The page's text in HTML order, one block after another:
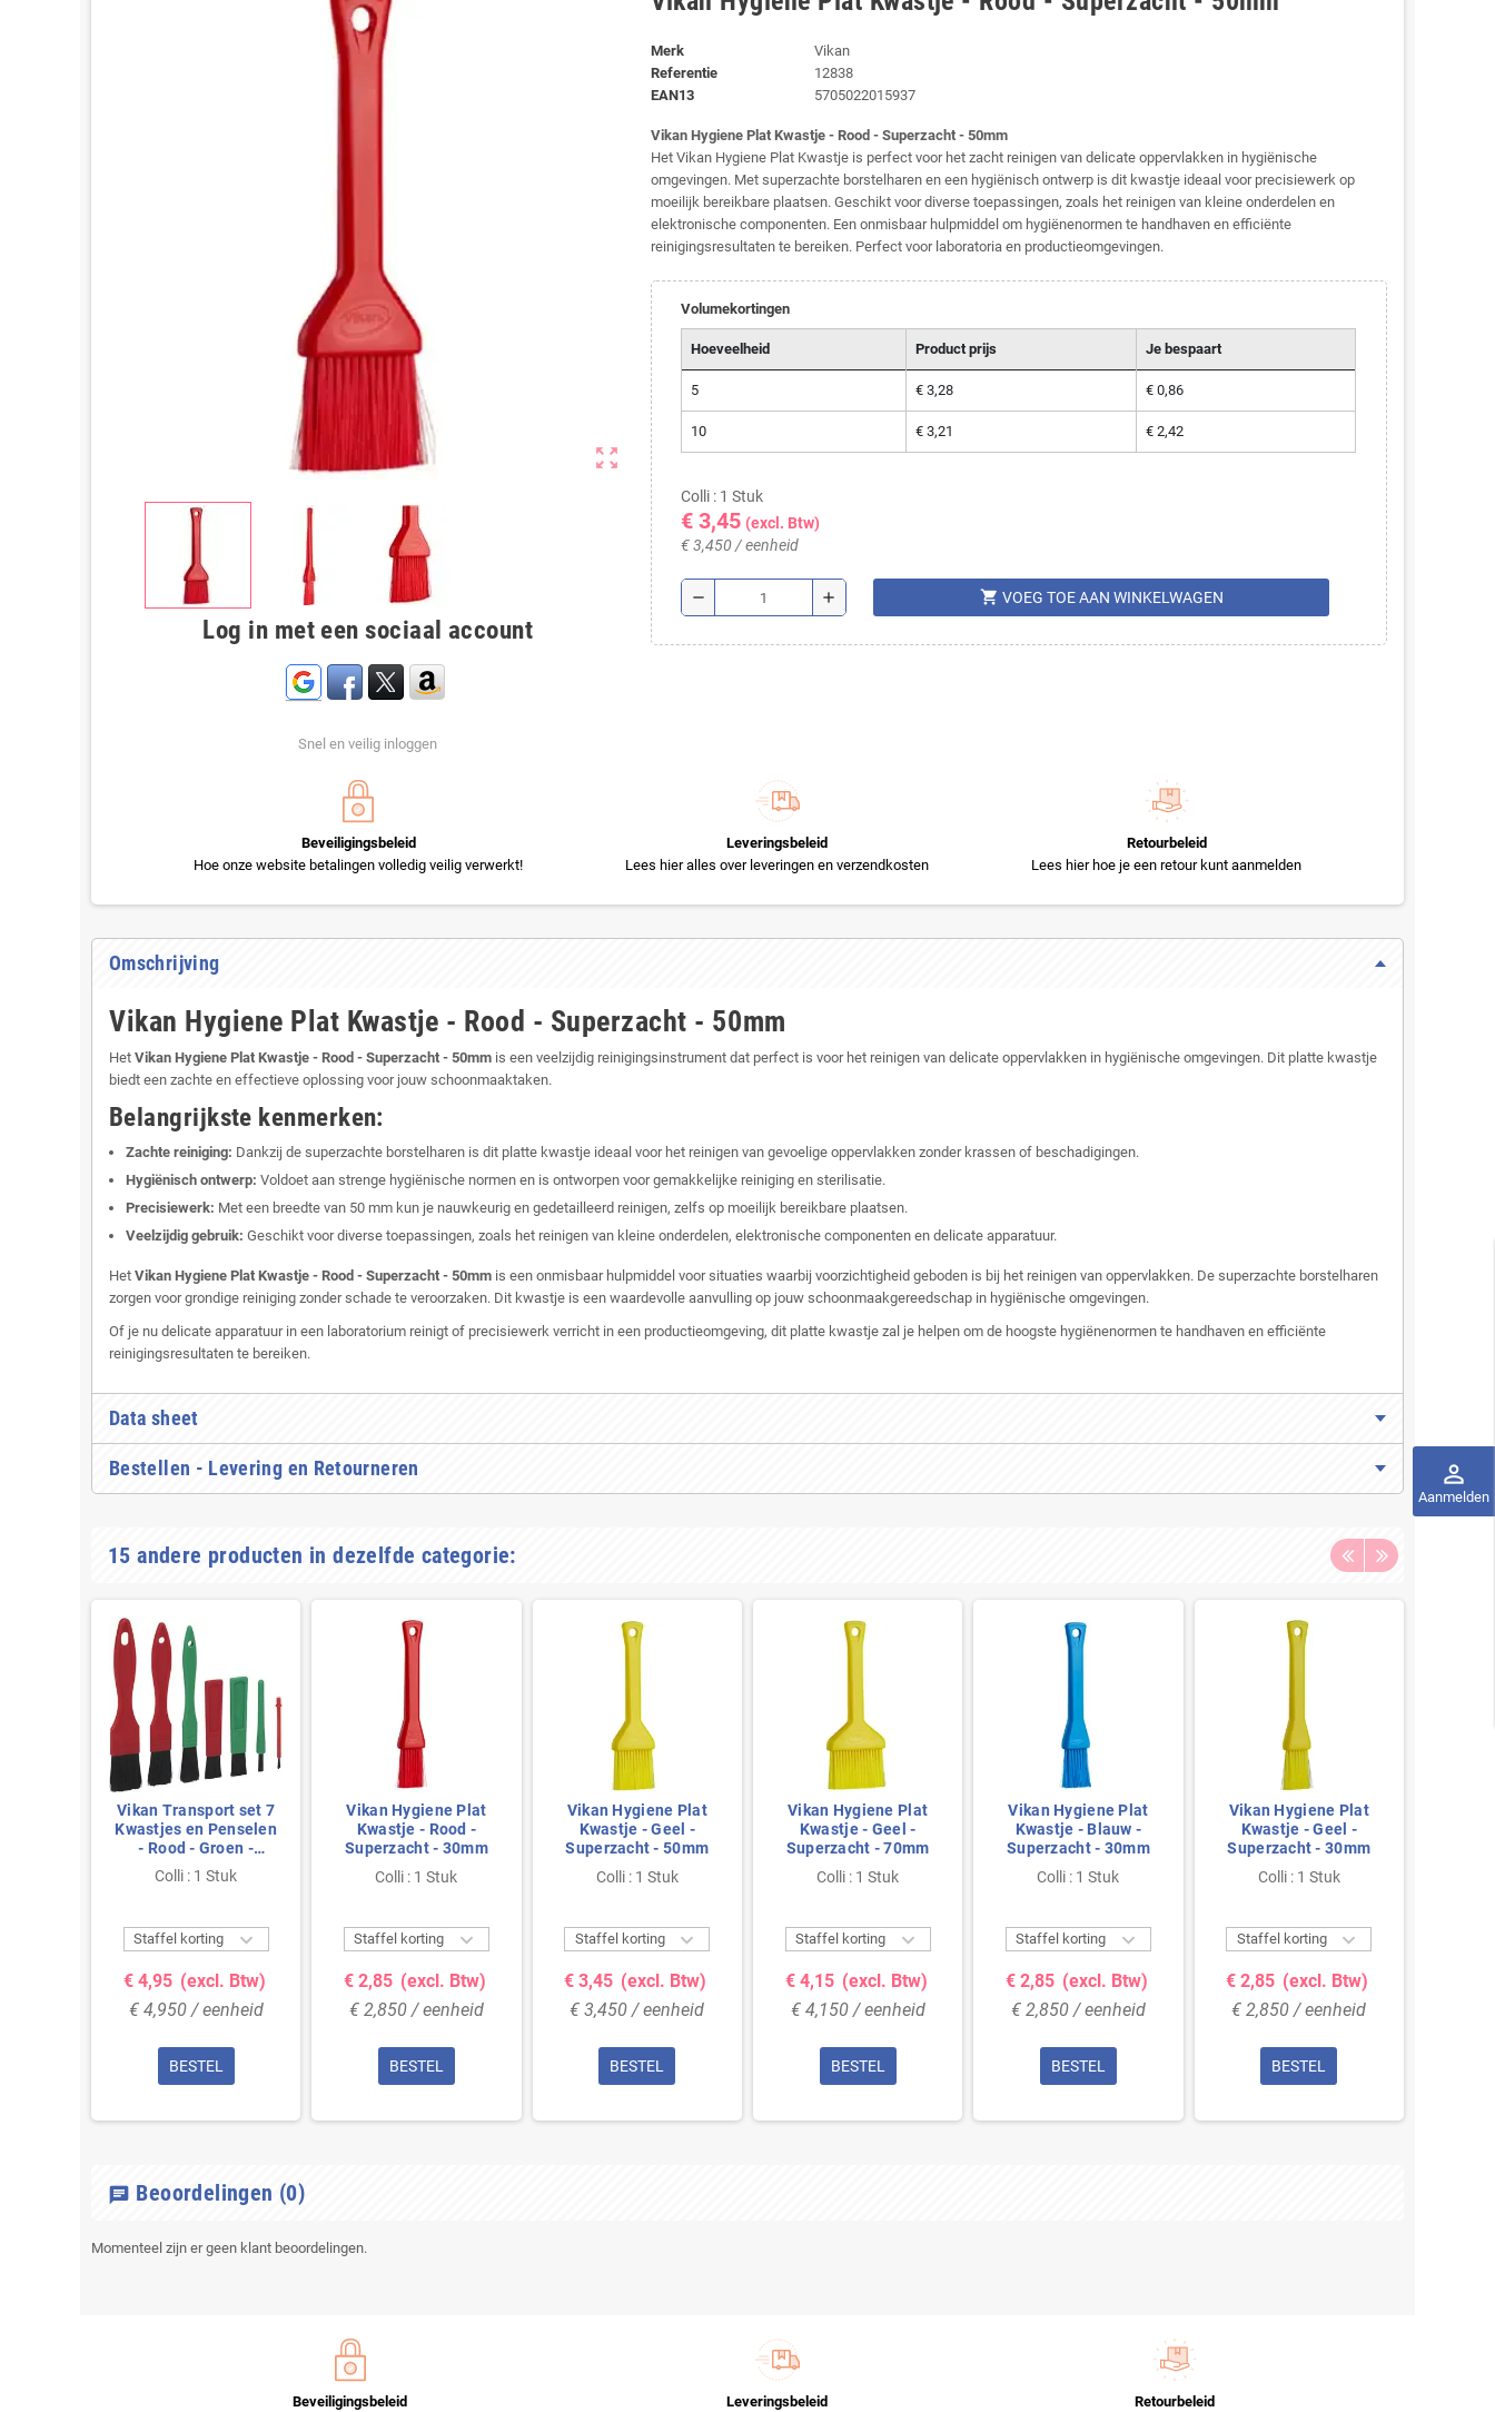
perm_identity
Aanmelden
zoom_out_map
Log in met een sociaal account
Snel en veilig inloggen
Merk
Vikan
Referentie
12838
EAN13
5705022015937
Vikan Hygiene Plat Kwastje - Rood - Superzacht - 50mm
Het Vikan Hygiene Plat Kwastje is perfect voor het zacht reinigen van delicate oppervlakken in hygiënische
omgevingen. Met superzachte borstelharen en een hygiënisch ontwerp is dit kwastje ideaal voor precisiewerk op
moeilijk bereikbare plaatsen. Geschikt voor diverse toepassingen, zoals het reinigen van kleine onderdelen en
elektronische componenten. Een onmisbaar hulpmiddel om hygiënenormen te handhaven en efficiënte
reinigingsresultaten te bereiken. Perfect voor laboratoria en productieomgevingen.
Volumekortingen
Hoeveelheid Product prijs Je bespaart
5 € 3,28 € 0,86
10 € 3,21 € 2,42
Colli : 1 Stuk
€ 3,45 (excl. Btw)
€ 3,450 / eenheid
remove add shopping_cart VOEG TOE AAN WINKELWAGEN
Beveiligingsbeleid
Hoe onze website betalingen volledig veilig verwerkt!
Leveringsbeleid
Lees hier alles over leveringen en verzendkosten
Retourbeleid
Lees hier hoe je een retour kunt aanmelden
Omschrijving
Vikan Hygiene Plat Kwastje - Rood - Superzacht - 50mm
Het Vikan Hygiene Plat Kwastje - Rood - Superzacht - 50mm is een veelzijdig reinigingsinstrument dat perfect is voor het reinigen van delicate oppervlakken in hygiënische omgevingen. Dit platte kwastje
biedt een zachte en effectieve oplossing voor jouw schoonmaaktaken.
Belangrijkste kenmerken:
Zachte reiniging: Dankzij de superzachte borstelharen is dit platte kwastje ideaal voor het reinigen van gevoelige oppervlakken zonder krassen of beschadigingen.
Hygiënisch ontwerp: Voldoet aan strenge hygiënische normen en is ontworpen voor gemakkelijke reiniging en sterilisatie.
Precisiewerk: Met een breedte van 50 mm kun je nauwkeurig en gedetailleerd reinigen, zelfs op moeilijk bereikbare plaatsen.
Veelzijdig gebruik: Geschikt voor diverse toepassingen, zoals het reinigen van kleine onderdelen, elektronische componenten en delicate apparatuur.
Het Vikan Hygiene Plat Kwastje - Rood - Superzacht - 50mm is een onmisbaar hulpmiddel voor situaties waarbij voorzichtigheid geboden is bij het reinigen van oppervlakken. De superzachte borstelharen
zorgen voor grondige reiniging zonder schade te veroorzaken. Dit kwastje is een waardevolle aanvulling op jouw schoonmaakgereedschap in hygiënische omgevingen.
Of je nu delicate apparatuur in een laboratorium reinigt of precisiewerk verricht in een productieomgeving, dit platte kwastje zal je helpen om de hoogste hygiënenormen te handhaven en efficiënte
reinigingsresultaten te bereiken.
Data sheet
Bestellen - Levering en Retourneren
15 andere producten in dezelfde categorie:
Vikan Transport set 7
Kwastjes en Penselen
- Rood - Groen -
Zachte Vezels
Colli : 1 Stuk
Staffel korting 
€ 4,95 (excl. Btw)
€ 4,950 / eenheid
BESTEL
Vikan Hygiene Plat
Kwastje - Rood -
Superzacht - 30mm
Colli : 1 Stuk
Staffel korting 
€ 2,85 (excl. Btw)
€ 2,850 / eenheid
BESTEL
Vikan Hygiene Plat
Kwastje - Geel -
Superzacht - 50mm
Colli : 1 Stuk
Staffel korting 
€ 3,45 (excl. Btw)
€ 3,450 / eenheid
BESTEL
Vikan Hygiene Plat
Kwastje - Geel -
Superzacht - 70mm
Colli : 1 Stuk
Staffel korting 
€ 4,15 (excl. Btw)
€ 4,150 / eenheid
BESTEL
Vikan Hygiene Plat
Kwastje - Blauw -
Superzacht - 30mm
Colli : 1 Stuk
Staffel korting 
€ 2,85 (excl. Btw)
€ 2,850 / eenheid
BESTEL
Vikan Hygiene Plat
Kwastje - Geel -
Superzacht - 30mm
Colli : 1 Stuk
Staffel korting 
€ 2,85 (excl. Btw)
€ 2,850 / eenheid
BESTEL
chat Beoordelingen (0)
Momenteel zijn er geen klant beoordelingen.
Beveiligingsbeleid
Leveringsbeleid
Retourbeleid